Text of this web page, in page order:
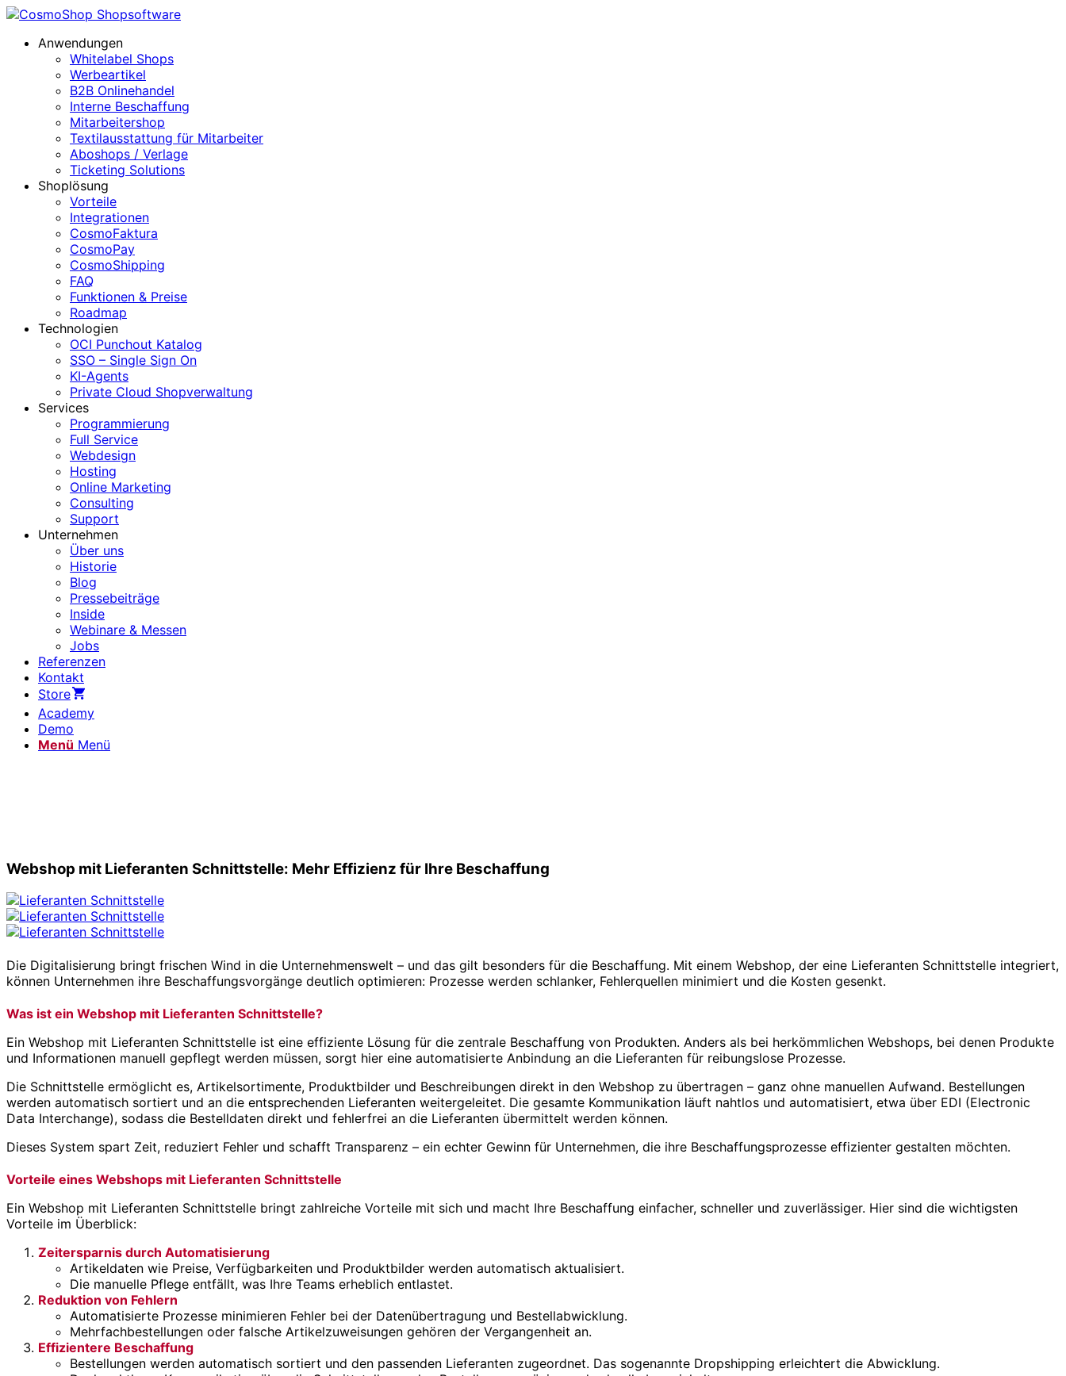
Anwendungen
Whitelabel Shops
Werbeartikel
B2B Onlinehandel
Interne Beschaffung
Mitarbeitershop
Textilausstattung für Mitarbeiter
Aboshops / Verlage
Ticketing Solutions
Shoplösung
Vorteile
Integrationen
CosmoFaktura
CosmoPay
CosmoShipping
FAQ
Funktionen & Preise
Roadmap
Technologien
OCI Punchout Katalog
SSO – Single Sign On
KI-Agents
Private Cloud Shopverwaltung
Services
Programmierung
Full Service
Webdesign
Hosting
Online Marketing
Consulting
Support
Unternehmen
Über uns
Historie
Blog
Pressebeiträge
Inside
Webinare & Messen
Jobs
Referenzen
Kontakt
Store
Academy
Demo
Menü Menü
Webshop mit Lieferanten Schnittstelle: Mehr Effizienz für Ihre Beschaffung
Die Digitalisierung bringt frischen Wind in die Unternehmenswelt – und das gilt besonders für die Beschaffung. Mit einem Webshop, der eine Lieferanten Schnittstelle integriert,
können Unternehmen ihre Beschaffungsvorgänge deutlich optimieren: Prozesse werden schlanker, Fehlerquellen minimiert und die Kosten gesenkt.
Was ist ein Webshop mit Lieferanten Schnittstelle?
Ein Webshop mit Lieferanten Schnittstelle ist eine effiziente Lösung für die zentrale Beschaffung von Produkten. Anders als bei herkömmlichen Webshops, bei denen Produkte
und Informationen manuell gepflegt werden müssen, sorgt hier eine automatisierte Anbindung an die Lieferanten für reibungslose Prozesse.
Die Schnittstelle ermöglicht es, Artikelsortimente, Produktbilder und Beschreibungen direkt in den Webshop zu übertragen – ganz ohne manuellen Aufwand. Bestellungen
werden automatisch sortiert und an die entsprechenden Lieferanten weitergeleitet. Die gesamte Kommunikation läuft nahtlos und automatisiert, etwa über EDI (Electronic
Data Interchange), sodass die Bestelldaten direkt und fehlerfrei an die Lieferanten übermittelt werden können.
Dieses System spart Zeit, reduziert Fehler und schafft Transparenz – ein echter Gewinn für Unternehmen, die ihre Beschaffungsprozesse effizienter gestalten möchten.
Vorteile eines Webshops mit Lieferanten Schnittstelle
Ein Webshop mit Lieferanten Schnittstelle bringt zahlreiche Vorteile mit sich und macht Ihre Beschaffung einfacher, schneller und zuverlässiger. Hier sind die wichtigsten
Vorteile im Überblick:
Zeitersparnis durch Automatisierung
Artikeldaten wie Preise, Verfügbarkeiten und Produktbilder werden automatisch aktualisiert.
Die manuelle Pflege entfällt, was Ihre Teams erheblich entlastet.
Reduktion von Fehlern
Automatisierte Prozesse minimieren Fehler bei der Datenübertragung und Bestellabwicklung.
Mehrfachbestellungen oder falsche Artikelzuweisungen gehören der Vergangenheit an.
Effizientere Beschaffung
Bestellungen werden automatisch sortiert und den passenden Lieferanten zugeordnet. Das sogenannte Dropshipping erleichtert die Abwicklung.